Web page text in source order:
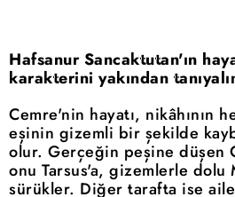
Hafsanur Sancaktutan'ın
karakterini yakından
Cemre'nin hayatı, nikâhının
eşinin gizemli bir şekilde
olur. Gerçeğin peşine düşen
onu Tarsus'a, gizemlerle dolu
sürükler. Diğer tarafta ise